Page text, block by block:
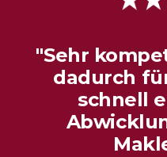
"Sehr
dadurch
schnell